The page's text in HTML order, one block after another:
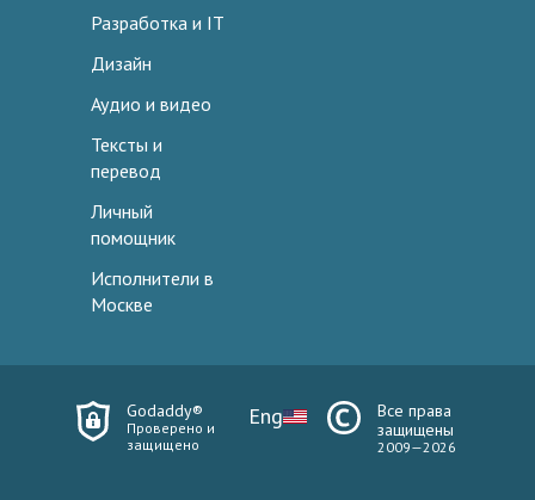
Разработка и IT
Дизайн
Аудио и видео
Тексты и
перевод
Личный
помощник
Исполнители в
Москве
Godaddy®
Проверено и
защищено
Eng
Все права
защищены
2009—2026